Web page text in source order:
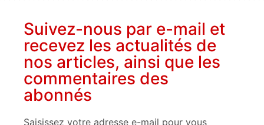
Suivez-nous par e-mail et
recevez les actualités de
nos articles, ainsi que les
commentaires des
abonnés
Saisissez votre adresse e-mail pour vous